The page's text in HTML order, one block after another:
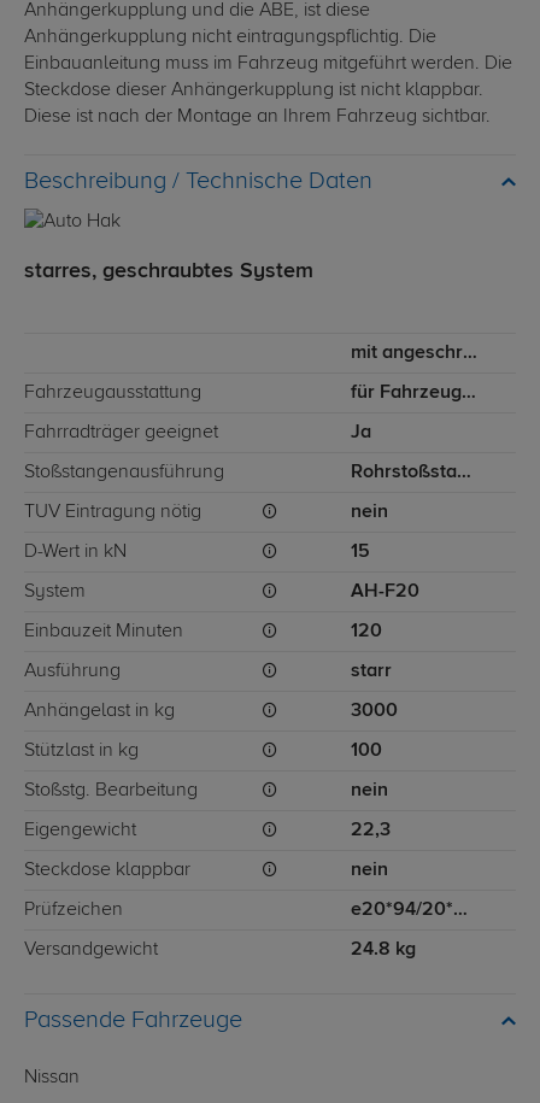
Anhängerkupplung und die ABE, ist diese
Anhängerkupplung nicht eintragungspflichtig. Die
Einbauanleitung muss im Fahrzeug mitgeführt werden. Die
Steckdose dieser Anhängerkupplung ist nicht klappbar.
Diese ist nach der Montage an Ihrem Fahrzeug sichtbar.
Technische Daten
starres, geschraubtes System
mit angeschraubtem Kugelkopf
Fahrzeugausstattung für Fahrzeuge mit Einfachkabine
Fahrradträger geeignet Ja
Stoßstangenausführung Rohrstoßstange
TÜV Eintragung nötig nein
D-Wert in kN 15
System AH-F20
Einbauzeit Minuten 120
Ausführung starr
Anhängelast in kg 3000
Stützlast in kg 100
Stoßstg. Bearbeitung nein
Eigengewicht 22,3
Steckdose klappbar nein
Prüfzeichen e20*94/20*0696*00
Versandgewicht 24.8 kg
Passende Fahrzeuge
Nissan